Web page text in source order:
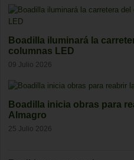
Boadilla iluminará la
columnas LED
09 Julio 2026
Boadilla inicia obras para
Almagro
25 Julio 2026